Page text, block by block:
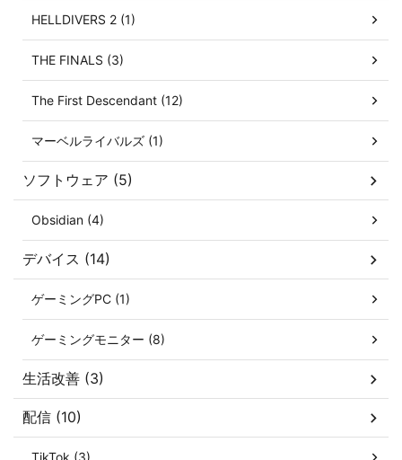
HELLDIVERS 2 (1)
THE FINALS (3)
The First Descendant (12)
マーベルライバルズ (1)
ソフトウェア (5)
Obsidian (4)
デバイス (14)
ゲーミングPC (1)
ゲーミングモニター (8)
生活改善 (3)
配信 (10)